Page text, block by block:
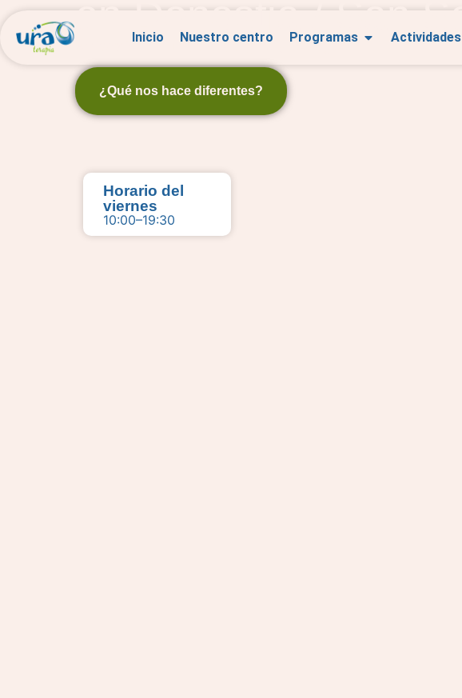
Inicio Nuestro centro Programas Actividades
Antiséptico natural, sano, seguro y ecológico.
¿Qué nos hace diferentes?
Horario del
viernes
10:00–19:30